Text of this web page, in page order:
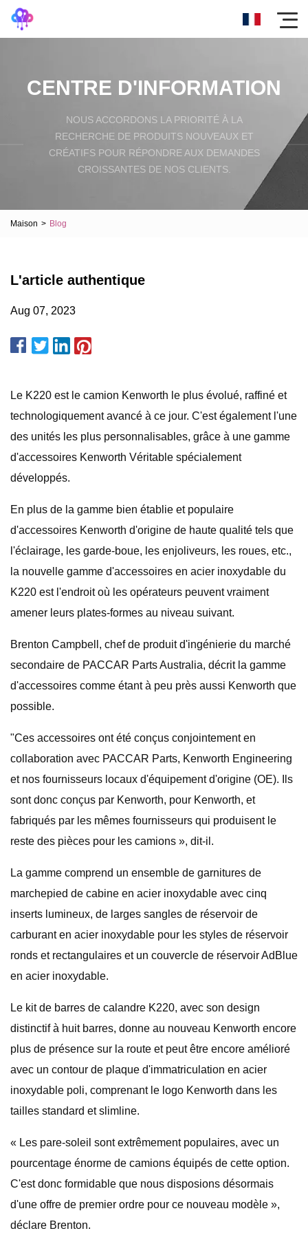
CENTRE D'INFORMATION
NOUS ACCORDONS LA PRIORITÉ À LA
RECHERCHE DE PRODUITS NOUVEAUX ET
CRÉATIFS POUR RÉPONDRE AUX DEMANDES
CROISSANTES DE NOS CLIENTS.
Maison > Blog
L'article authentique
Aug 07, 2023
Le K220 est le camion Kenworth le plus évolué, raffiné et
technologiquement avancé à ce jour. C'est également l'une
des unités les plus personnalisables, grâce à une gamme
d'accessoires Kenworth Véritable spécialement
développés.
En plus de la gamme bien établie et populaire
d'accessoires Kenworth d'origine de haute qualité tels que
l'éclairage, les garde-boue, les enjoliveurs, les roues, etc.,
la nouvelle gamme d'accessoires en acier inoxydable du
K220 est l'endroit où les opérateurs peuvent vraiment
amener leurs plates-formes au niveau suivant.
Brenton Campbell, chef de produit d'ingénierie du marché
secondaire de PACCAR Parts Australia, décrit la gamme
d'accessoires comme étant à peu près aussi Kenworth que
possible.
"Ces accessoires ont été conçus conjointement en
collaboration avec PACCAR Parts, Kenworth Engineering
et nos fournisseurs locaux d'équipement d'origine (OE). Ils
sont donc conçus par Kenworth, pour Kenworth, et
fabriqués par les mêmes fournisseurs qui produisent le
reste des pièces pour les camions », dit-il.
La gamme comprend un ensemble de garnitures de
marchepied de cabine en acier inoxydable avec cinq
inserts lumineux, de larges sangles de réservoir de
carburant en acier inoxydable pour les styles de réservoir
ronds et rectangulaires et un couvercle de réservoir AdBlue
en acier inoxydable.
Le kit de barres de calandre K220, avec son design
distinctif à huit barres, donne au nouveau Kenworth encore
plus de présence sur la route et peut être encore amélioré
avec un contour de plaque d'immatriculation en acier
inoxydable poli, comprenant le logo Kenworth dans les
tailles standard et slimline.
« Les pare-soleil sont extrêmement populaires, avec un
pourcentage énorme de camions équipés de cette option.
C'est donc formidable que nous disposions désormais
d'une offre de premier ordre pour ce nouveau modèle »,
déclare Brenton.